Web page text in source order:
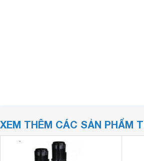
XEM THÊM CÁC SẢN PHẨM